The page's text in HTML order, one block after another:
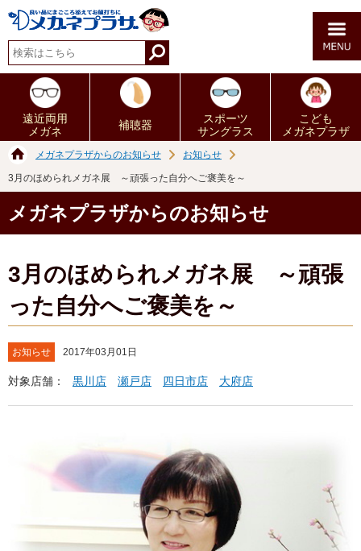
遠近両用
メガネ
補聴器
スポーツ
サングラス
こども
メガネプラザ
メガネプラザからのお知らせ お知らせ
3月のほめられメガネ展 ～頑張った自分へご褒美を～
メガネプラザからのお知らせ
3月のほめられメガネ展 ～頑張
った自分へご褒美を～
お知らせ 2017年03月01日
対象店舗： 黒川店 瀬戸店 四日市店 大府店